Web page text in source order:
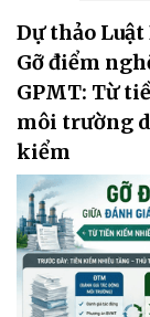
Dự thảo
Gỡ điểm
GPMT: Từ
môi trường
kiểm